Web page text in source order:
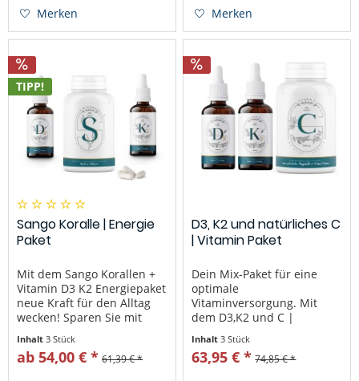
Man unterscheidet beim
Merken
dem Kauf der Produkte
Merken
TIPP!
Sango Koralle | Energie
Paket
Mit dem Sango Korallen +
Vitamin D3 K2 Energiepaket
neue Kraft für den Alltag
wecken! Sparen Sie mit
11% gegenüber dem einzel
Erwerb der Produkte. Die
Inhalt3 Stück
ab 54,00 € * 61,39 € *
D3, K2 und natürliches C
| Vitamin Paket
Dein Mix-Paket für eine
optimale
Vitaminversorgung. Mit
dem D3,K2 und C |
du bis zu 14% sparen
gegenüber dem Kauf der
Inhalt3 Stück
63,95 € * 74,85 € *